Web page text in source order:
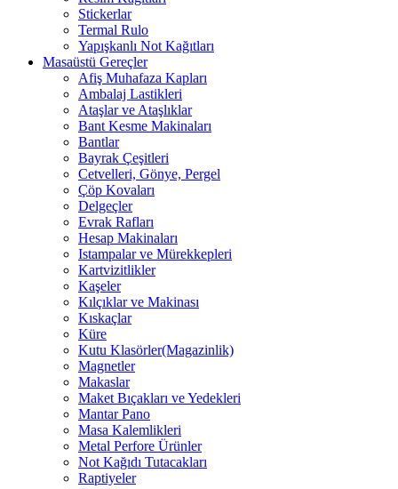
Stickerlar
Termal Rulo
Yapışkanlı Not Kağıtları
Masaüstü Gereçler
Afiş Muhafaza Kapları
Ambalaj Lastikleri
Ataşlar ve Ataşlıklar
Bant Kesme Makinaları
Bantlar
Bayrak Çeşitleri
Cetvelleri, Gönye, Pergel
Çöp Kovaları
Delgeçler
Evrak Rafları
Hesap Makinaları
Istampalar ve Mürekkepleri
Kartvizitlikler
Kaşeler
Kılçıklar ve Makinası
Kıskaçlar
Küre
Kutu Klasörler(Magazinlik)
Magnetler
Makaslar
Maket Bıçakları ve Yedekleri
Mantar Pano
Masa Kalemlikleri
Metal Perfore Ürünler
Not Kağıdı Tutacakları
Raptiyeler